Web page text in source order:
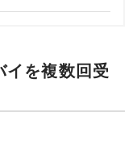
イを複数回受